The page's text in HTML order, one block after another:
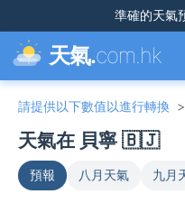
準確的天氣
天氣.com.hk
請提供以下數值以進行轉換 >
天氣在 貝寧 🇧🇯
預報 八月天氣 九月